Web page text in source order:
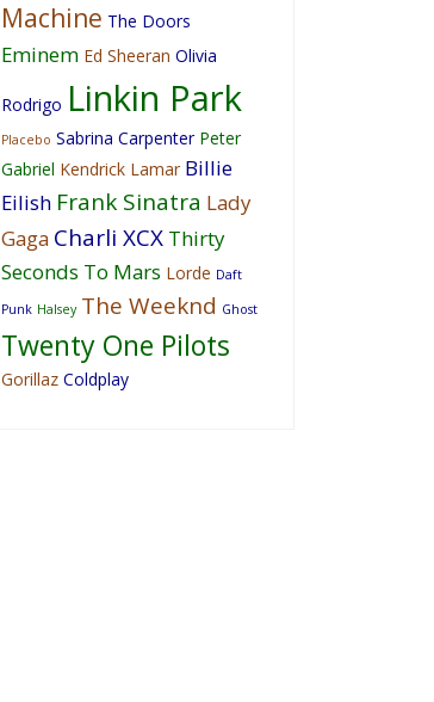
Machine The Doors
Eminem Ed Sheeran Olivia
Rodrigo Linkin Park
Placebo Sabrina Carpenter Peter
Gabriel Kendrick Lamar Billie
Eilish Frank Sinatra Lady
Gaga Charli XCX Thirty
Seconds To Mars Lorde Daft
Punk Halsey The Weeknd Ghost
Twenty One Pilots
Gorillaz Coldplay